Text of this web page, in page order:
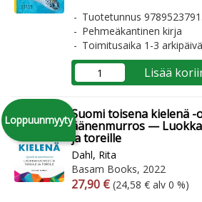
Tuotetunnus
Pehmeäkantinen kirja
Toimitusaika 1-3
Lisää
LoppuunmyytySuomi toisena kielenä -
äänenmurros —
ja toreille
Dahl, Rita
Basam Books, 2022
Arvonlisäverollinen hinta
27,90 € Arvonlisäveroton
(24,58 € alv 0 %)